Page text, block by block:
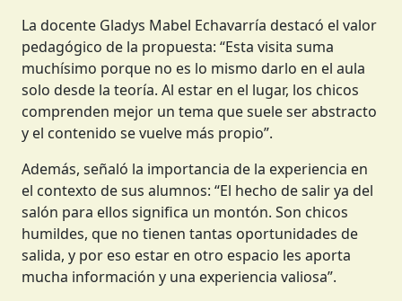
La docente Gladys Mabel Echavarría destacó el valor
pedagógico de la propuesta: “Esta visita suma
muchísimo porque no es lo mismo darlo en el aula
solo desde la teoría. Al estar en el lugar, los chicos
comprenden mejor un tema que suele ser abstracto
y el contenido se vuelve más propio”.
Además, señaló la importancia de la experiencia en
el contexto de sus alumnos: “El hecho de salir ya del
salón para ellos significa un montón. Son chicos
humildes, que no tienen tantas oportunidades de
salida, y por eso estar en otro espacio les aporta
mucha información y una experiencia valiosa”.